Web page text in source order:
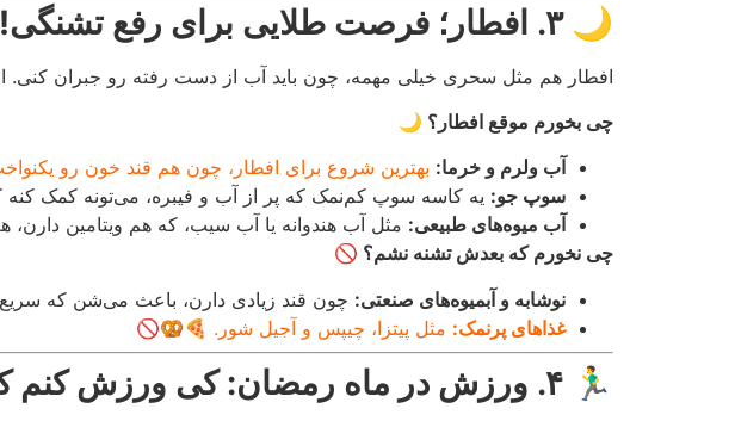
🌙۳. افطار؛ فرصت طلایی برای رفع تشنگی! 🥤🌟
افطار هم مثل سحری خیلی مهمه، چون باید آب از دست رفته رو جبران کنی.
چی بخورم موقع افطار؟ 🌙
آب ولرم و خرما: بهترین شروع برای افطار، چون هم قند خون رو
سوپ جو: یه کاسه سوپ کم‌نمک که پر از آب و فیبره، می‌تونه کمک
آب میوه‌های طبیعی: مثل آب هندوانه یا آب سیب، که هم ویتامین
چی نخورم که بعدش تشنه نشم؟ 🚫
نوشابه و آبمیوه‌های صنعتی: چون قند زیادی دارن، باعث می‌شن که
غذاهای پرنمک: مثل پیتزا، چیپس و آجیل شور. 🍕🥨🚫
🏃‍♂️ ۴. ورزش در ماه رمضان: کی ورزش کنم که تشنه نشم؟ 🏋️‍♀️